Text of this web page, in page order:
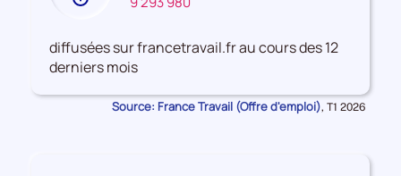
données
sur
les
Offres
diffusées sur francetravail.fr au cours des 12
derniers mois
Source: France Travail (Offre d'emploi), Données
T1 2026